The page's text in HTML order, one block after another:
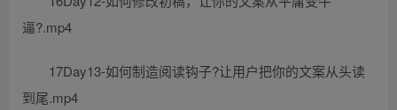
逼?.mp4
17Day13-如何制造阅读钩子?让用户把你的文案从头读
到尾.mp4